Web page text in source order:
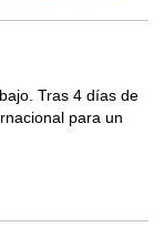
Tras 4 días de
para un